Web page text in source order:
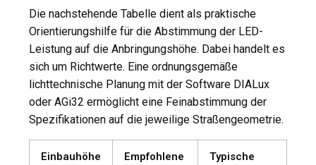
Die nachstehende Tabelle dient als praktische
Orientierungshilfe für die Abstimmung der LED-
Leistung auf die Anbringungshöhe. Dabei handelt es
sich um Richtwerte. Eine ordnungsgemäße
lichttechnische Planung mit der Software DIALux
oder AGi32 ermöglicht eine Feinabstimmung der
Spezifikationen auf die jeweilige Straßengeometrie.
Einbauhöhe
Empfohlene
Typische